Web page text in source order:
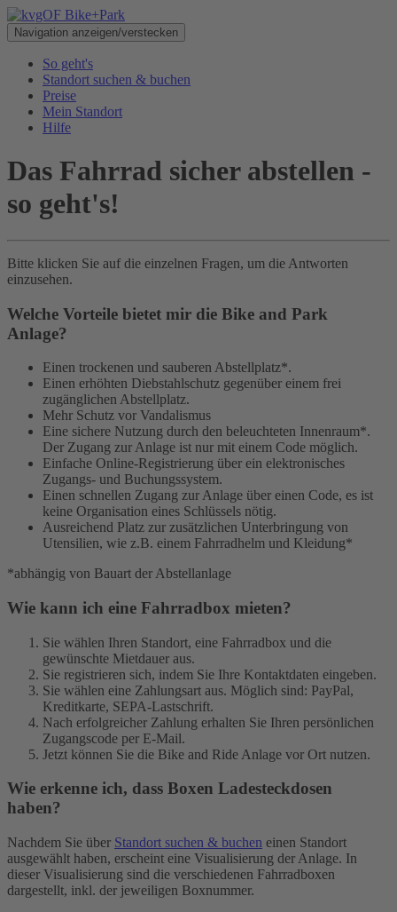
Navigation anzeigen/verstecken
So geht's
Standort suchen & buchen
Preise
Mein Standort
Hilfe
Das Fahrrad sicher abstellen -
so geht's!
Bitte klicken Sie auf die einzelnen Fragen, um die Antworten
einzusehen.
Welche Vorteile bietet mir die Bike and Park
Anlage?
Einen trockenen und sauberen Abstellplatz*.
Einen erhöhten Diebstahlschutz gegenüber einem frei
zugänglichen Abstellplatz.
Mehr Schutz vor Vandalismus
Eine sichere Nutzung durch den beleuchteten Innenraum*.
Der Zugang zur Anlage ist nur mit einem Code möglich.
Einfache Online-Registrierung über ein elektronisches
Zugangs- und Buchungssystem.
Einen schnellen Zugang zur Anlage über einen Code, es ist
keine Organisation eines Schlüssels nötig.
Ausreichend Platz zur zusätzlichen Unterbringung von
Utensilien, wie z.B. einem Fahrradhelm und Kleidung*
*abhängig von Bauart der Abstellanlage
Wie kann ich eine Fahrradbox mieten?
Sie wählen Ihren Standort, eine Fahrradbox und die
gewünschte Mietdauer aus.
Sie registrieren sich, indem Sie Ihre Kontaktdaten eingeben.
Sie wählen eine Zahlungsart aus. Möglich sind: PayPal,
Kreditkarte, SEPA-Lastschrift.
Nach erfolgreicher Zahlung erhalten Sie Ihren persönlichen
Zugangscode per E-Mail.
Jetzt können Sie die Bike and Ride Anlage vor Ort nutzen.
Wie erkenne ich, dass Boxen Ladesteckdosen
haben?
Nachdem Sie über Standort suchen & buchen einen Standort
ausgewählt haben, erscheint eine Visualisierung der Anlage. In
dieser Visualisierung sind die verschiedenen Fahrradboxen
dargestellt, inkl. der jeweiligen Boxnummer.